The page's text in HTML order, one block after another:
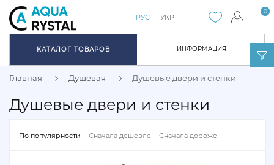
ИНФОРМАЦИЯ
0
РУС УКР
КАТАЛОГ ТОВАРОВ
Главная Душевая Душевые двери и стенки
Душевые двери и стенки
По популярности Сначала дешевле Сначала дороже